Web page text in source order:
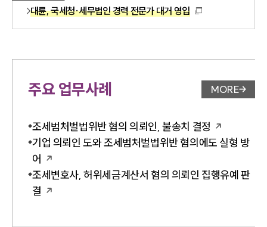
대륜, 국세청·세무법인 경력 전문가 대거 영입
주요 업무사례 업무사례
MORE
조세범처벌법위반 혐의 의뢰인, 불송치 결정
기업 의뢰인 도와 조세범처벌법위반 혐의에도 실형 방
어
조세변호사, 허위세금계산서 혐의 의뢰인 집행유예 판
결